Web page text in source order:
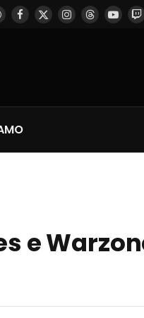
Facebook
X
Instagram
Threads
e